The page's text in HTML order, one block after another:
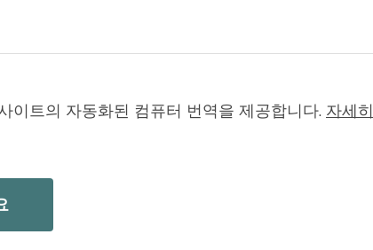
트의 자동화된 컴퓨터 번역을 제공합니다. 자세히